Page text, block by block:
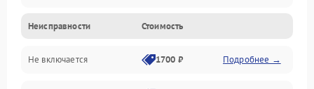
Нагрев
Механические повреждения
Неисправности Стоимость
Не включается 1700 ₽ Подробнее →